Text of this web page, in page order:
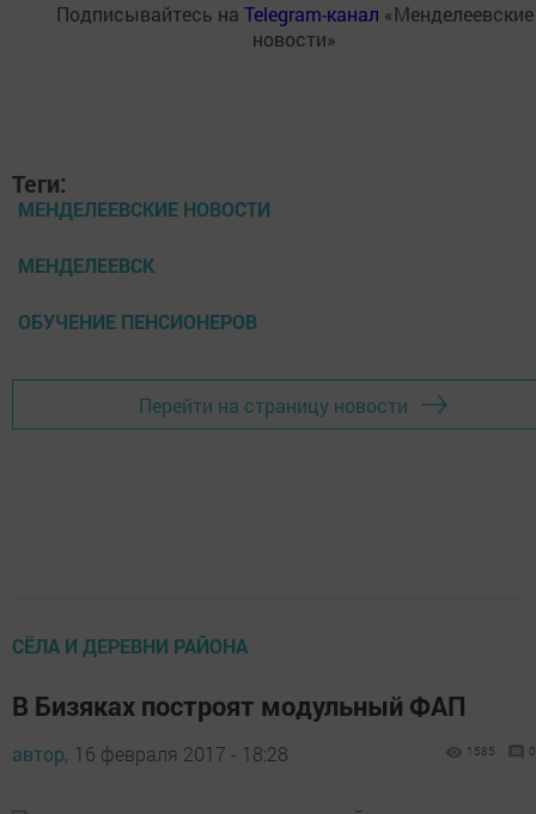
Подписывайтесь на Telegram-канал «Менделеевские
новости»
Теги:
МЕНДЕЛЕЕВСКИЕ НОВОСТИ
МЕНДЕЛЕЕВСК
ОБУЧЕНИЕ ПЕНСИОНЕРОВ
Перейти на страницу новости
СЁЛА И ДЕРЕВНИ РАЙОНА
В Бизяках построят модульный ФАП
автор, 16 февраля 2017 - 18:28 1585 0